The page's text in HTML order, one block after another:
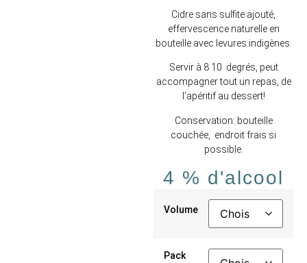
Cidre sans sulfite ajouté,
effervescence naturelle en
bouteille avec levures indigènes.
Servir à 8 10 degrés, peut
accompagner tout un repas, de
l’apéritif au dessert!
Conservation: bouteille
couchée, endroit frais si
possible.
4 % d'alcool
Volume
Pack